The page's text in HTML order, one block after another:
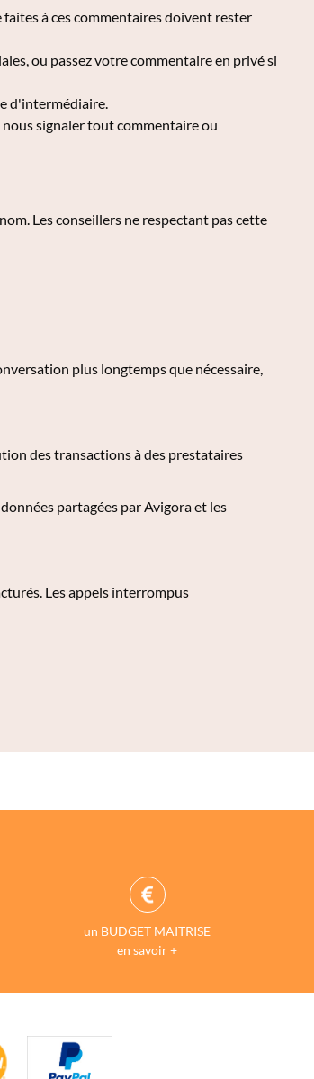
à ces commentaires doivent rester
ou passez votre commentaire en privé si
d'intermédiaire.
nous signaler tout commentaire ou
Les conseillers ne respectant pas cette
plus longtemps que nécessaire,
des transactions à des prestataires
partagées par Avigora et les
Les appels interrompus
un BUDGET MAITRISE
en savoir +